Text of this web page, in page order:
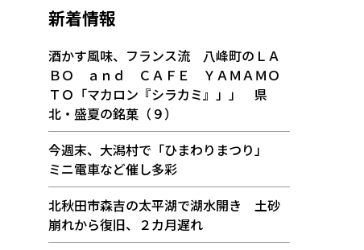
新着情報
酒かす風味、フランス流 八峰町のＬＡ
ＢＯ ａｎｄ ＣＡＦＥ ＹＡＭＡＭＯ
ＴＯ「マカロン『シラカミ』」」 県
北・盛夏の銘菓（９）
今週末、大潟村で「ひまわりまつり」
ミニ電車など催し多彩
北秋田市森吉の太平湖で湖水開き 土砂
崩れから復旧、２カ月遅れ